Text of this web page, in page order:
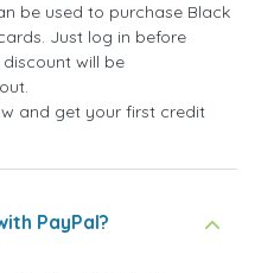
be used to purchase Black
Just log in before
will be
and get your first credit
PayPal?